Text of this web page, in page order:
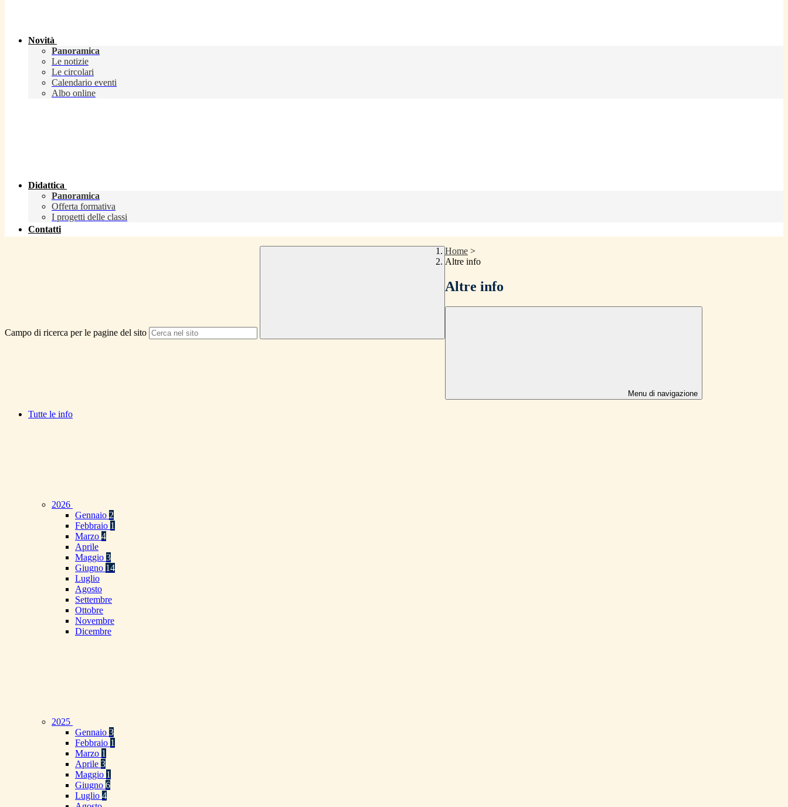
Novità
Panoramica
Le notizie
Le circolari
Calendario eventi
Albo online
Didattica
Panoramica
Offerta formativa
I progetti delle classi
Contatti
Campo di ricerca per le pagine del sito
Home >
Altre info
Altre info
Menu di navigazione
Tutte le info
2026
Gennaio 2
Febbraio 1
Marzo 4
Aprile
Maggio 3
Giugno 14
Luglio
Agosto
Settembre
Ottobre
Novembre
Dicembre
2025
Gennaio 3
Febbraio 1
Marzo 1
Aprile 3
Maggio 1
Giugno 6
Luglio 4